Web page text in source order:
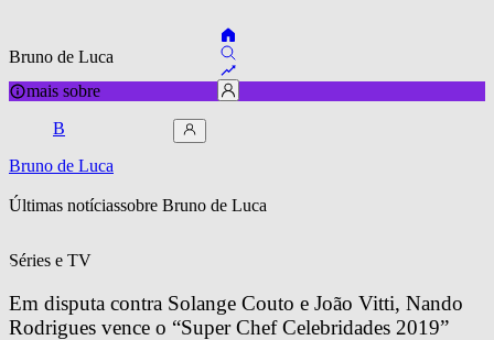
Bruno de Luca
mais sobre
B
Bruno de Luca
Últimas notíciassobre Bruno de Luca
Séries e TV
Em disputa contra Solange Couto e João Vitti, Nando
Rodrigues vence o “Super Chef Celebridades 2019”